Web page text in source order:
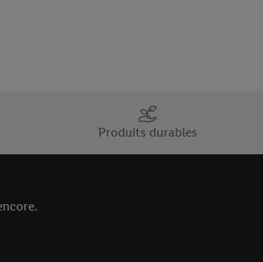
Produits durables